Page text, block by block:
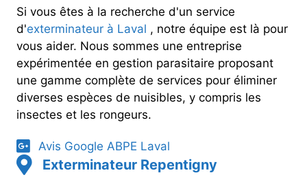
Si vous êtes à la recherche d'un service
d'exterminateur à Laval , notre équipe est là pour
vous aider. Nous sommes une entreprise
expérimentée en gestion parasitaire proposant
une gamme complète de services pour éliminer
diverses espèces de nuisibles, y compris les
insectes et les rongeurs.
Avis Google ABPE Laval
Exterminateur Repentigny